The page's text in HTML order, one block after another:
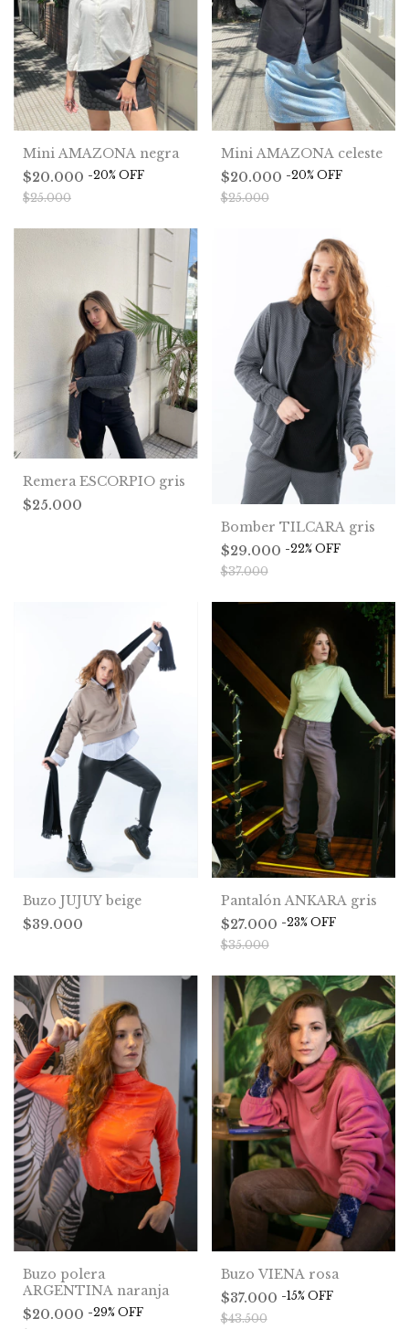
Mini AMAZONA negra
$20.000 -20% OFF
$25.000
Mini AMAZONA celeste
$20.000 -20% OFF
$25.000
Remera ESCORPIO gris
$25.000
Bomber TILCARA gris
$29.000 -22% OFF
$37.000
Buzo JUJUY beige
$39.000
Pantalón ANKARA gris
$27.000 -23% OFF
$35.000
Buzo polera
ARGENTINA naranja
$20.000 -29% OFF
Buzo VIENA rosa
$37.000 -15% OFF
$43.500